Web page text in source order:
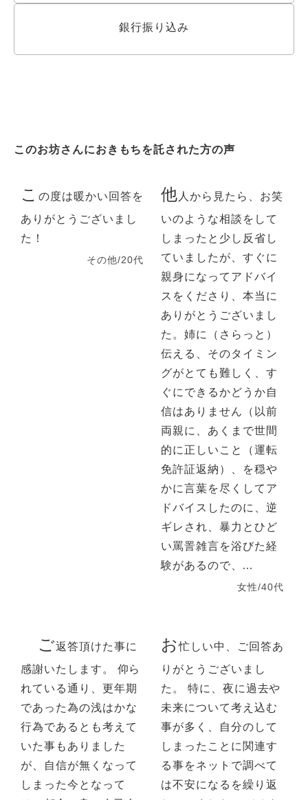
銀行振り込み
このお坊さんにおきもちを託された方の声
こ の度は暖かい回答を
ありがとうございまし
た！
その他/20代
他 人から見たら、お笑
いのような相談をして
しまったと少し反省し
ていましたが、すぐに
親身になってアドバイ
スをくださり、本当に
ありがとうございまし
た。姉に（さらっと）
伝える、そのタイミン
グがとても難しく、す
ぐにできるかどうか自
信はありません（以前
両親に、あくまで世間
的に正しいこと（運転
免許証返納）、を穏や
かに言葉を尽くしてア
ドバイスしたのに、逆
ギレされ、暴力とひど
い罵詈雑言を浴びた経
験があるので、...
女性/40代
ご返答頂けた事に
感謝いたします。 仰ら
れている通り、更年期
であった為の浅はかな
行為であるとも考えて
いた事もありました
が、自信が無くなって
しまった今となって
お忙しい中、ご回答あ
りがとうございまし
た。 特に、夜に過去や
未来について考え込む
事が多く、自分のして
しまったことに関連す
る事をネットで調べて
は不安になるを繰り返